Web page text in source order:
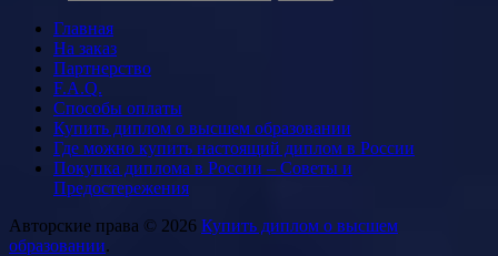
Главная
На заказ
Партнерство
F.A.Q.
Способы оплаты
Купить диплом о высшем образовании
Где можно купить настоящий диплом в России
Покупка диплома в России – Советы и
Предостережения
Авторские права © 2026 Купить диплом о высшем
образовании.